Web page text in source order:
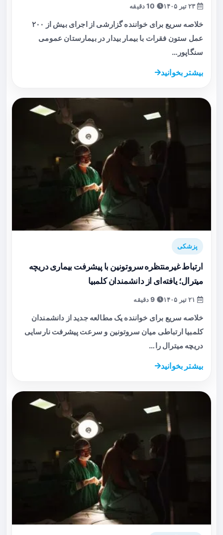
خلاصه سریع برای خواننده گزارشی از اجرای بیش از ۲۰۰
عمل ستون فقرات با بیمار بیدار در بیمارستان عمومی
سنگاپور…
بیشتر بخوانید
پزشکی
ارتباط غیرمنتظره سروتونین با پیشرفت بیماری دریچه
میترال؛ یافته‌ای از دانشمندان کلمبیا
خلاصه سریع برای خواننده یک مطالعه جدید از دانشمندان
کلمبیا ارتباطی میان سروتونین و سرعت پیشرفت نارسایی
دریچه میترال را…
بیشتر بخوانید